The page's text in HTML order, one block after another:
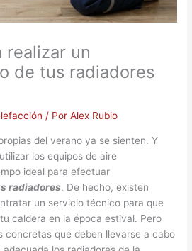
realizar un
de tus radiadores
/ PorAlex Rubio
del verano ya se sienten. Y
los equipos de aire
ideal para efectuar
radiadores. De hecho, existen
un servicio técnico para que
caldera en la época estival. Pero
concretas que deben llevarse a cabo